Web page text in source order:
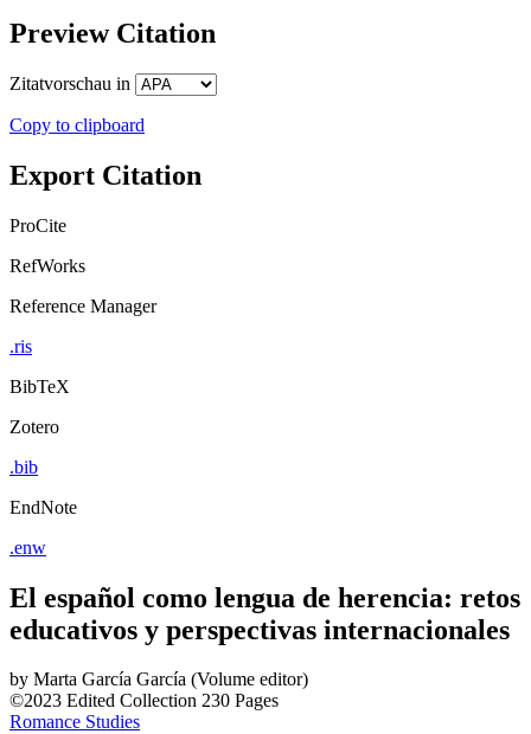
Preview Citation
Zitatvorschau in
Copy to clipboard
Export Citation
ProCite
RefWorks
Reference Manager
.ris
BibTeX
Zotero
.bib
EndNote
.enw
El español como lengua de herencia: retos
educativos y perspectivas internacionales
by Marta García García (Volume editor)
©2023 Edited Collection 230 Pages
Romance Studies